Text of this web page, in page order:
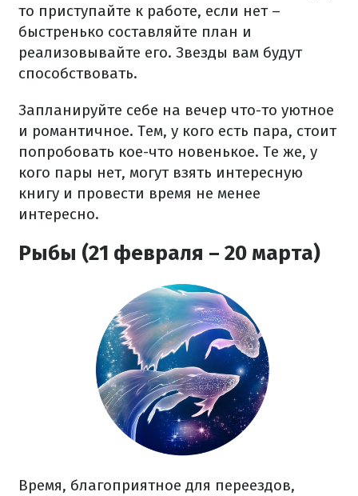
то приступайте к работе, если нет –
быстренько составляйте план и
реализовывайте его. Звезды вам будут
способствовать.
Запланируйте себе на вечер что-то уютное
и романтичное. Тем, у кого есть пара, стоит
попробовать кое-что новенькое. Те же, у
кого пары нет, могут взять интересную
книгу и провести время не менее
интересно.
Рыбы (21 февраля – 20 марта)
Время, благоприятное для переездов,